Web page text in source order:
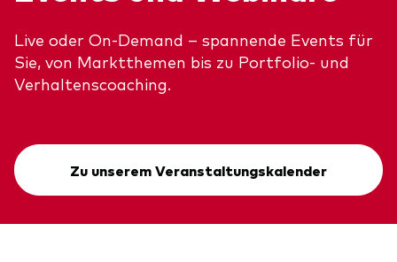
Live oder On-Demand – spannende Events für
Sie, von Marktthemen bis zu Portfolio- und
Verhaltenscoaching.
Zu unserem Veranstaltungskalender